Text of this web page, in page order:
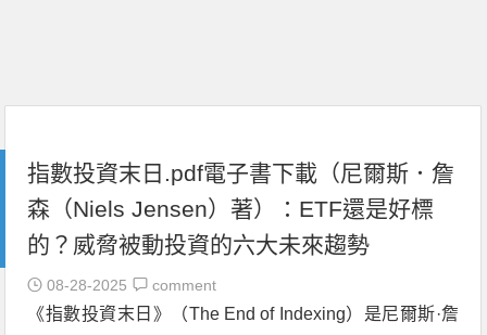
指數投資末日.pdf電子書下載（尼爾斯．詹
森（Niels Jensen）著）：ETF還是好標
的？威脅被動投資的六大未來趨勢
08-28-2025 comment
《指數投資末日》（The End of Indexing）是尼爾斯·詹